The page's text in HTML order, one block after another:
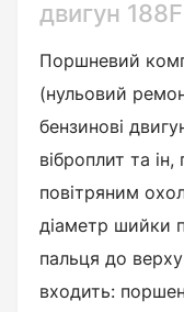
двигун 188F
Поршневий
(нульовий
бензинові
віброплит та
повітряним
діаметр шийки
пальця до
входить: